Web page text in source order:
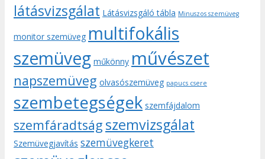
látásvizsgálat Látásvizsgáló tábla Minuszos szemüveg
monitor szemüveg multifokális
szemüveg műkönny művészet
napszemüveg olvasószemüveg papucs csere
szembetegségek szemfájdalom
szemfáradtság szemvizsgálat
Szemüvegjavítás szemüvegkeret